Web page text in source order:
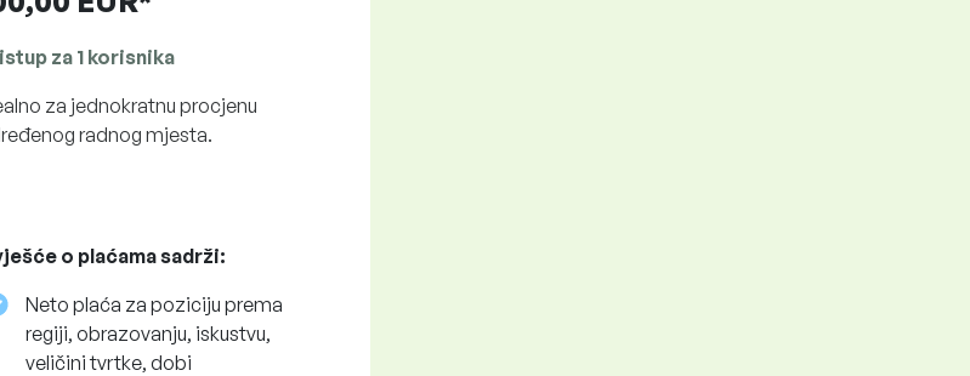
za 1 korisnika
za jednokratnu procjenu
radnog mjesta.
o plaćama sadrži:
Neto plaća za poziciju prema
regiji, obrazovanju, iskustvu,
veličini tvrtke, dobi